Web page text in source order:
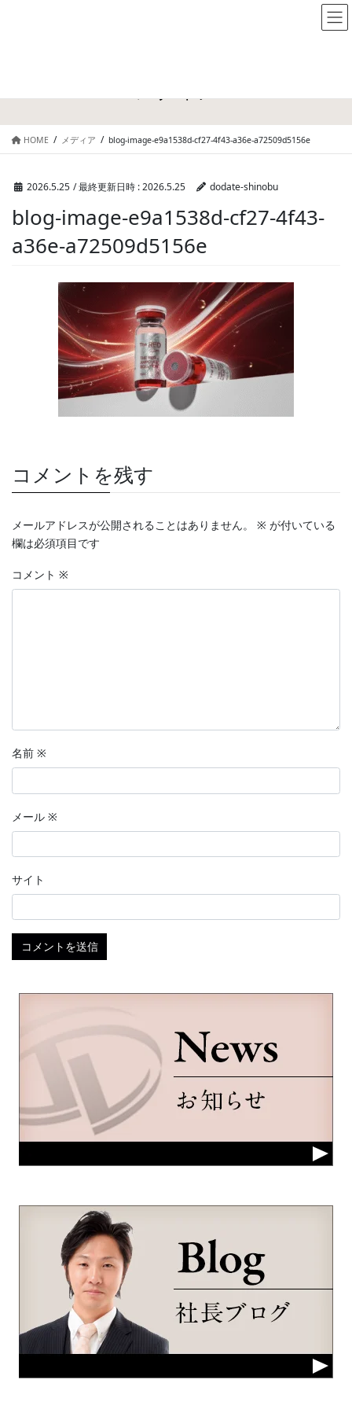
HOME メディア blog-image-e9a1538d-cf27-4f43-a36e-a72509d5156e
2026.5.25 / 最終更新日時 :2026.5.25 dodate-shinobu
blog-image-e9a1538d-cf27-4f43-
a36e-a72509d5156e
コメントを残す
メールアドレスが公開されることはありません。 ※ が付いている
欄は必須項目です
コメント ※
名前 ※
メール ※
サイト